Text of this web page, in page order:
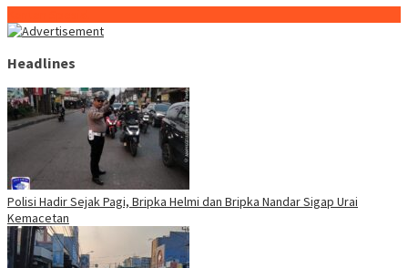
Headlines
Polisi Hadir Sejak Pagi, Bripka Helmi dan Bripka Nandar Sigap Urai
Kemacetan